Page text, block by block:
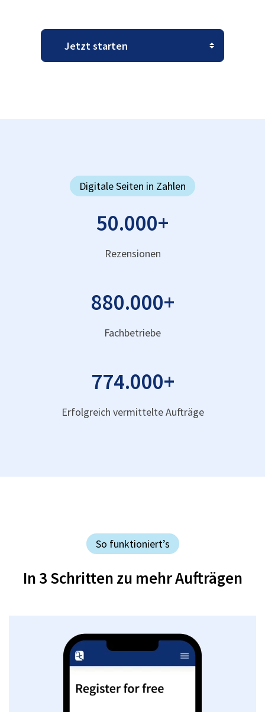
Digitale Seiten in Zahlen
50.000+
Rezensionen
880.000+
Fachbetriebe
774.000+
Erfolgreich vermittelte Aufträge
So funktioniert’s
In 3 Schritten zu mehr Aufträgen